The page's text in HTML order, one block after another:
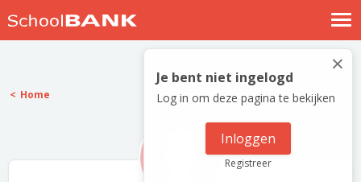
Nostalgische verhalen
Log in
Meld je gratis aan
×
Je bent niet ingelogd
Log in om deze pagina te bekijken
Inloggen
Registreer
Home